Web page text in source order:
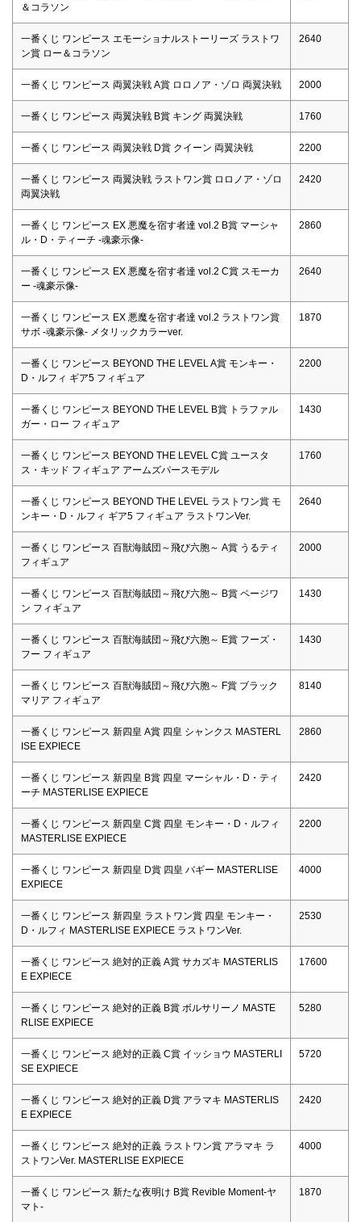
＆コラソン
一番くじ ワンピース エモーショナルストーリーズ ラストワ
ン賞 ロー＆コラソン
2640
一番くじ ワンピース 両翼決戦 A賞 ロロノア・ゾロ 両翼決戦 2000
一番くじ ワンピース 両翼決戦 B賞 キング 両翼決戦 1760
一番くじ ワンピース 両翼決戦 D賞 クイーン 両翼決戦 2200
一番くじ ワンピース 両翼決戦 ラストワン賞 ロロノア・ゾロ
両翼決戦
2420
一番くじ ワンピース EX 悪魔を宿す者達 vol.2 B賞 マーシャ
ル・D・ティーチ -魂豪示像-
2860
一番くじ ワンピース EX 悪魔を宿す者達 vol.2 C賞 スモーカ
ー -魂豪示像-
2640
一番くじ ワンピース EX 悪魔を宿す者達 vol.2 ラストワン賞
サボ -魂豪示像- メタリックカラーver.
1870
一番くじ ワンピース BEYOND THE LEVEL A賞 モンキー・
D・ルフィ ギア5 フィギュア
2200
一番くじ ワンピース BEYOND THE LEVEL B賞 トラファル
ガー・ロー フィギュア
1430
一番くじ ワンピース BEYOND THE LEVEL C賞 ユースタ
ス・キッド フィギュア アームズパースモデル
1760
一番くじ ワンピース BEYOND THE LEVEL ラストワン賞 モ
ンキー・D・ルフィ ギア5 フィギュア ラストワンVer.
2640
一番くじ ワンピース 百獣海賊団～飛び六胞～ A賞 うるティ
フィギュア
2000
一番くじ ワンピース 百獣海賊団～飛び六胞～ B賞 ページワ
ン フィギュア
1430
一番くじ ワンピース 百獣海賊団～飛び六胞～ E賞 フーズ・
フー フィギュア
1430
一番くじ ワンピース 百獣海賊団～飛び六胞～ F賞 ブラック
マリア フィギュア
8140
一番くじ ワンピース 新四皇 A賞 四皇 シャンクス MASTERL
ISE EXPIECE
2860
一番くじ ワンピース 新四皇 B賞 四皇 マーシャル・D・ティ
ーチ MASTERLISE EXPIECE
2420
一番くじ ワンピース 新四皇 C賞 四皇 モンキー・D・ルフィ
MASTERLISE EXPIECE
2200
一番くじ ワンピース 新四皇 D賞 四皇 バギー MASTERLISE
EXPIECE
4000
一番くじ ワンピース 新四皇 ラストワン賞 四皇 モンキー・
D・ルフィ MASTERLISE EXPIECE ラストワンVer.
2530
一番くじ ワンピース 絶対的正義 A賞 サカズキ MASTERLIS
E EXPIECE
17600
一番くじ ワンピース 絶対的正義 B賞 ボルサリーノ MASTE
RLISE EXPIECE
5280
一番くじ ワンピース 絶対的正義 C賞 イッショウ MASTERLI
SE EXPIECE
5720
一番くじ ワンピース 絶対的正義 D賞 アラマキ MASTERLIS
E EXPIECE
2420
一番くじ ワンピース 絶対的正義 ラストワン賞 アラマキ ラ
ストワンVer. MASTERLISE EXPIECE
4000
一番くじ ワンピース 新たな夜明け B賞 Revible Moment-ヤ
マト-
1870